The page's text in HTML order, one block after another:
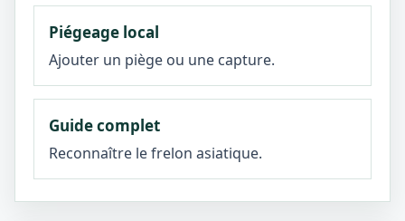
Piégeage local
Ajouter un piège ou une capture.
Guide complet
Reconnaître le frelon asiatique.